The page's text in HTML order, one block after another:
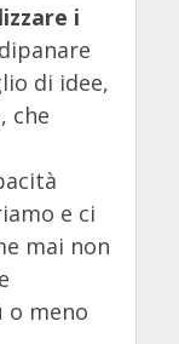
i
di idee,
che
e ci
mai non
o meno